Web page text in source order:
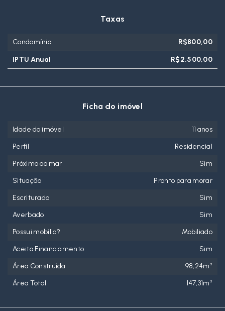
Taxas
Condomínio R$800,00
IPTU Anual R$2.500,00
Ficha do imóvel
Idade do imóvel
11 anos
Perfil
Residencial
Próximo ao mar
Sim
Situação
Pronto para morar
Escriturado
Sim
Averbado
Sim
Possui mobília?
Mobiliado
Aceita Financiamento
Sim
Área Construída
98,24m²
Área Total
147,31m²